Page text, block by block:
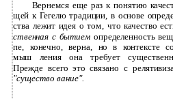
Вернемся еще раз к понятию
щей к Гегелю традиции, в основе
ства лежит идея о том, что качество
ственная с бытиемопределенность
пе, конечно, верна, но в контексте
мыш­ ления она требует
Прежде всего это связано с
"существо­ вание".